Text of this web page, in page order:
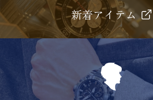
新着アイテム